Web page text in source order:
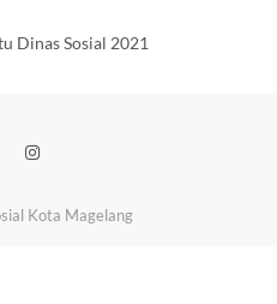
Dinas Sosial 2021
Kota Magelang